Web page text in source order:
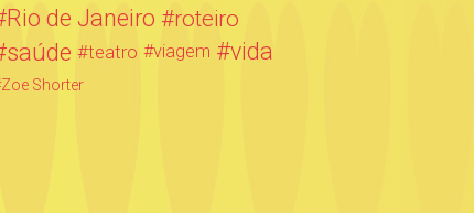
Rio de Janeiro roteiro
saúde teatro viagem vida
Zoe Shorter